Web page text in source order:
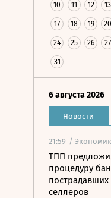
10 11 12 13
17 18 19 20
24 25 26 27
31
6 августа 2026
Новости
21:59 /
ТПП
процедуру
селлеров